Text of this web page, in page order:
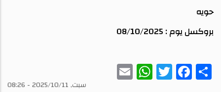
حويه
بروكسل يوم : 08/10/2025
Share
Facebook
Twitter
WhatsAppسبت, 2025/10/11 - 08:26